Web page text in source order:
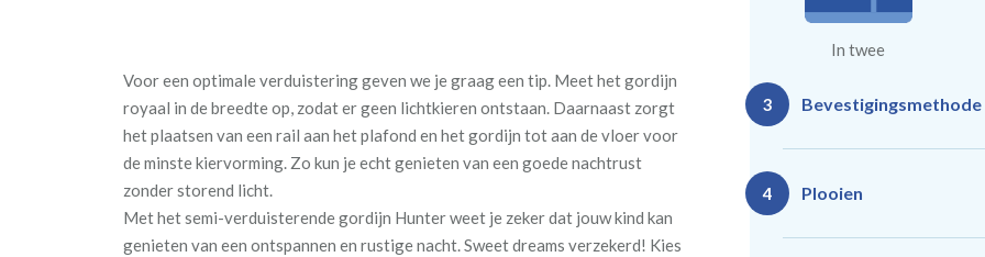
Voor een optimale verduistering geven we je graag een tip. Meet het gordijn
royaal in de breedte op, zodat er geen lichtkieren ontstaan. Daarnaast zorgt
het plaatsen van een rail aan het plafond en het gordijn tot aan de vloer voor
de minste kiervorming. Zo kun je echt genieten van een goede nachtrust
zonder storend licht.
Met het semi-verduisterende gordijn Hunter weet je zeker dat jouw kind kan
genieten van een ontspannen en rustige nacht. Sweet dreams verzekerd! Kies
In twee
delen
3 Bevestigingsmethode
4 Plooien